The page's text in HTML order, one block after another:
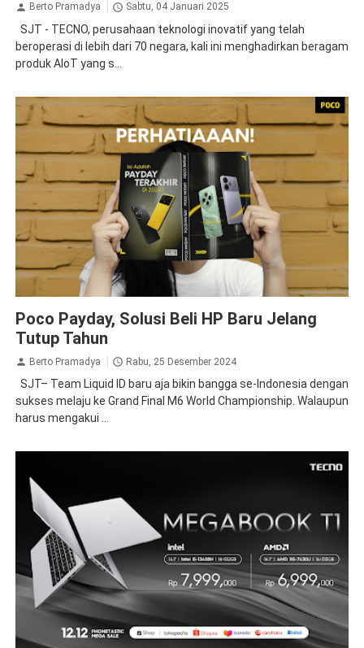
Berto Pramadya Sabtu, 04 Januari 2025
SJT - TECNO, perusahaan teknologi inovatif yang telah
beroperasi di lebih dari 70 negara, kali ini menghadirkan beragam
produk AIoT yang s...
Poco Payday, Solusi Beli HP Baru Jelang
Tutup Tahun
Berto Pramadya Rabu, 25 Desember 2024
SJT– Team Liquid ID baru aja bikin bangga se-Indonesia dengan
sukses melaju ke Grand Final M6 World Championship. Walaupun
harus mengakui ...